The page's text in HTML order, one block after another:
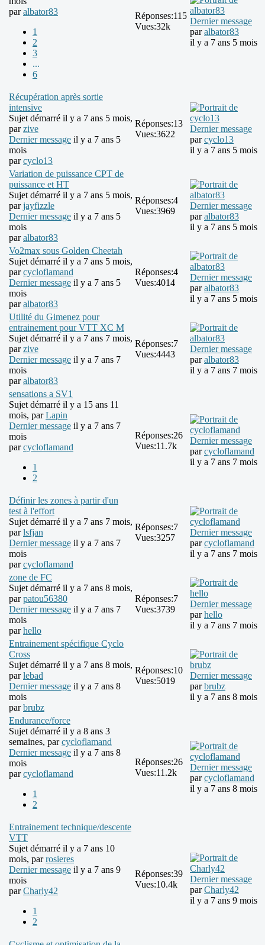
paralbator83
1
2
3
...
6
Réponses:115
Vues:32k
Dernier message
paralbator83
il y a 7 ans 5 mois
Récupération après sortie
intensive
Sujet démarré il y a 7 ans 5 mois,
parzive
Dernier message il y a 7 ans 5
mois
parcyclo13
Réponses:13
Vues:3622
Dernier message
parcyclo13
il y a 7 ans 5 mois
Variation de puissance CPT de
puissance et HT
Sujet démarré il y a 7 ans 5 mois,
parjayfizzle
Dernier message il y a 7 ans 5
mois
paralbator83
Réponses:4
Vues:3969
Dernier message
paralbator83
il y a 7 ans 5 mois
Vo2max sous Golden Cheetah
Sujet démarré il y a 7 ans 5 mois,
parcycloflamand
Dernier message il y a 7 ans 5
mois
paralbator83
Réponses:4
Vues:4014
Dernier message
paralbator83
il y a 7 ans 5 mois
Utilité du Gimenez pour
entrainement pour VTT XC M
Sujet démarré il y a 7 ans 7 mois,
parzive
Dernier message il y a 7 ans 7
mois
paralbator83
Réponses:7
Vues:4443
Dernier message
paralbator83
il y a 7 ans 7 mois
sensations a SV1
Sujet démarré il y a 15 ans 11
mois, parLapin
Dernier message il y a 7 ans 7
mois
parcycloflamand
1
2
Réponses:26
Vues:11.7k
Dernier message
parcycloflamand
il y a 7 ans 7 mois
Définir les zones à partir d'un
test à l'effort
Sujet démarré il y a 7 ans 7 mois,
parlsfjan
Dernier message il y a 7 ans 7
mois
parcycloflamand
Réponses:7
Vues:3257
Dernier message
parcycloflamand
il y a 7 ans 7 mois
zone de FC
Sujet démarré il y a 7 ans 8 mois,
parpatou56380
Dernier message il y a 7 ans 7
mois
parhello
Réponses:7
Vues:3739
Dernier message
parhello
il y a 7 ans 7 mois
Entrainement spécifique Cyclo
Cross
Sujet démarré il y a 7 ans 8 mois,
parlebad
Dernier message il y a 7 ans 8
mois
parbrubz
Réponses:10
Vues:5019
Dernier message
parbrubz
il y a 7 ans 8 mois
Endurance/force
Sujet démarré il y a 8 ans 3
semaines, parcycloflamand
Dernier message il y a 7 ans 8
mois
parcycloflamand
1
2
Réponses:26
Vues:11.2k
Dernier message
parcycloflamand
il y a 7 ans 8 mois
Entrainement technique/descente
VTT
Sujet démarré il y a 7 ans 10
mois, parrosieres
Dernier message il y a 7 ans 9
mois
parCharly42
1
2
Réponses:39
Vues:10.4k
Dernier message
parCharly42
il y a 7 ans 9 mois